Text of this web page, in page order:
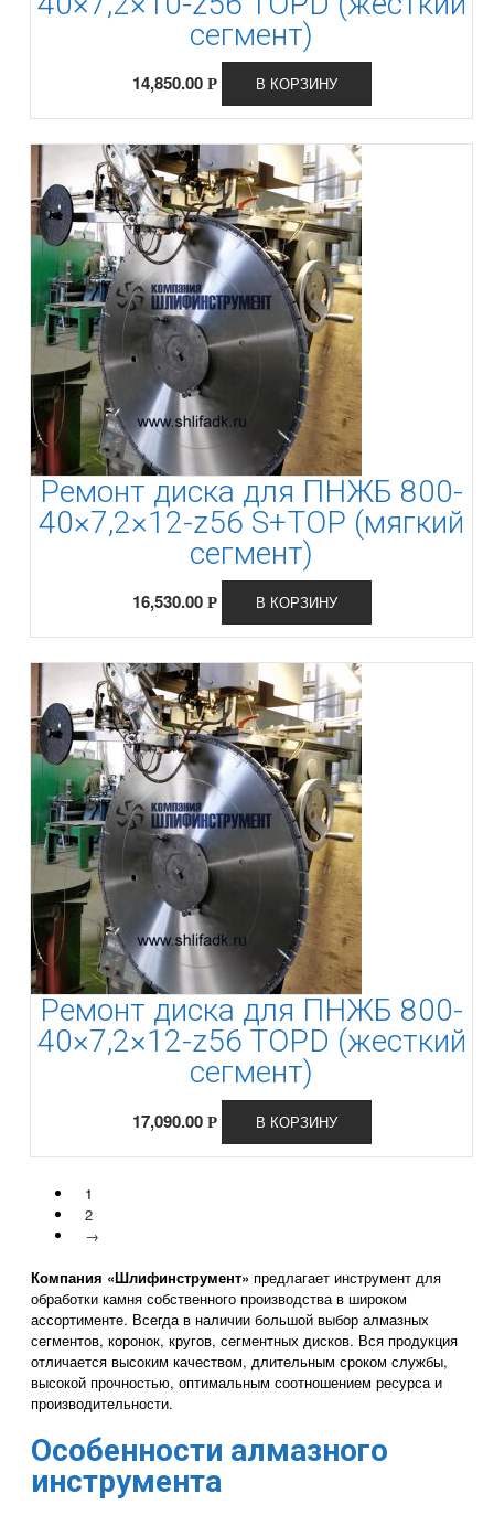
сегмент)
14,850.00 Р В КОРЗИНУ
Ремонт диска для ПНЖБ 800-
40×7,2×12-z56 S+TOP (мягкий
сегмент)
16,530.00 Р В КОРЗИНУ
Ремонт диска для ПНЖБ 800-
40×7,2×12-z56 TOPD (жесткий
сегмент)
17,090.00 Р В КОРЗИНУ
1
2
→
Компания «Шлифинструмент» предлагает инструмент для
обработки камня собственного производства в широком
ассортименте. Всегда в наличии большой выбор алмазных
сегментов, коронок, кругов, сегментных дисков. Вся продукция
отличается высоким качеством, длительным сроком службы,
высокой прочностью, оптимальным соотношением ресурса и
производительности.
Особенности алмазного
инструмента